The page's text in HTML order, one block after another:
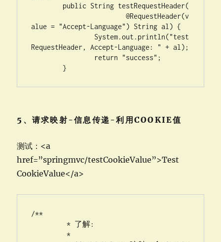
			@RequestHeader(v
alue = "Accept-Language") String al) {
RequestHeader, Accept-Language: " + al);
	}
5、请求映射-信息传递-利用COOKIE值
测试：<a
href=”springmvc/testCookieValue”>Test
CookieValue</a>
/**